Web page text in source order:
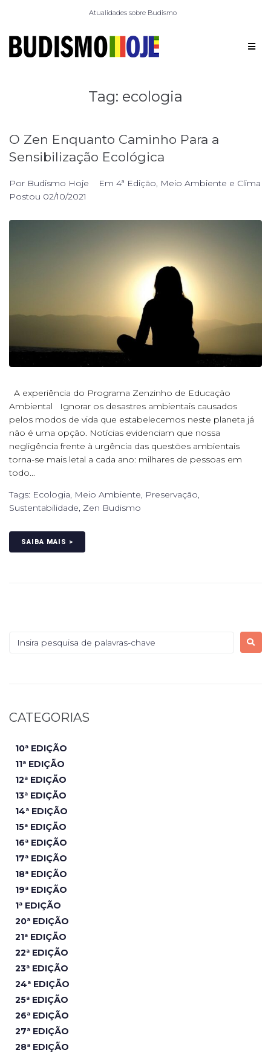
Atualidades sobre Budismo
Tag: ecologia
O Zen Enquanto Caminho Para a
Sensibilização Ecológica
Por Budismo Hoje Em 4ª Edição, Meio Ambiente e Clima
Postou 02/10/2021
A experiência do Programa Zenzinho de Educação
Ambiental Ignorar os desastres ambientais causados
pelos modos de vida que estabelecemos neste planeta já
não é uma opção. Notícias evidenciam que nossa
negligência frente à urgência das questões ambientais
torna-se mais letal a cada ano: milhares de pessoas em
todo...
Tags: Ecologia Meio Ambiente Preservação
Sustentabilidade Zen Budismo
SAIBA MAIS >
CATEGORIAS
10ª EDIÇÃO
11ª EDIÇÃO
12ª EDIÇÃO
13ª EDIÇÃO
14ª EDIÇÃO
15ª EDIÇÃO
16ª EDIÇÃO
17ª EDIÇÃO
18ª EDIÇÃO
19ª EDIÇÃO
1ª EDIÇÃO
20ª EDIÇÃO
21ª EDIÇÃO
22ª EDIÇÃO
23ª EDIÇÃO
24ª EDIÇÃO
25ª EDIÇÃO
26ª EDIÇÃO
27ª EDIÇÃO
28ª EDIÇÃO